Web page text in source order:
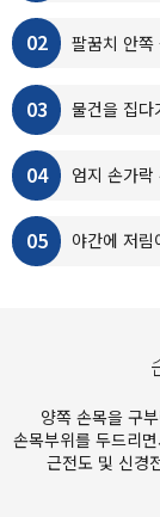
02 팔꿈치 안쪽
03 물건을 집다
04 엄지 손가
05 야간에 저
양쪽 손목을 구
손목부위를 두드리
근전도 및 신경